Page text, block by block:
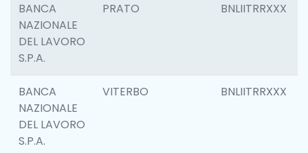
BANCA
NAZIONALE
DEL LAVORO
S.P.A.
PRATO BNLIITRRXXX
BANCA
NAZIONALE
DEL LAVORO
S.P.A.
VITERBO BNLIITRRXXX